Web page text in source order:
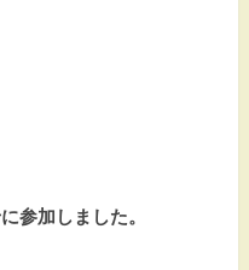
参加しました。